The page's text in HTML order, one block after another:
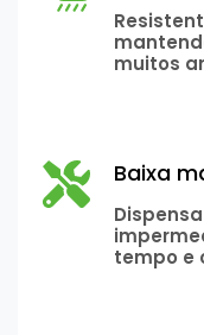
muitos
Baixa
tempo e